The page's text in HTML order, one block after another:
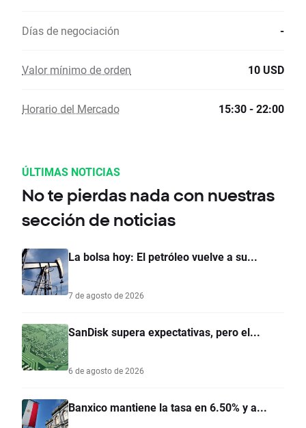
Días de negociación -
Valor mínimo de orden 10 USD
Horario del Mercado 15:30 - 22:00
ÚLTIMAS NOTICIAS
No te pierdas nada con nuestras
sección de noticias
La bolsa hoy: El petróleo vuelve a su...
7 de agosto de 2026
SanDisk supera expectativas, pero el...
6 de agosto de 2026
Banxico mantiene la tasa en 6.50% y a...